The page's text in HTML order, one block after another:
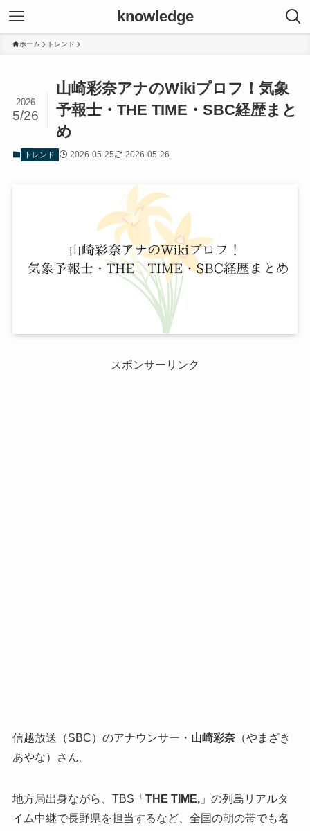
knowledge
ホーム トレンド
山崎彩奈アナのWikiプロフ！気象
予報士・THE TIME・SBC経歴まと
め
2026
5/26
トレンド 2026-05-25 2026-05-26
スポンサーリンク
信越放送（SBC）のアナウンサー・ 山崎彩奈（やまざき
あやな）さん。
地方局出身ながら、TBS「 THE TIME,」の列島リアルタ
イム中継で長野県を担当するなど、全国の朝の帯でも名